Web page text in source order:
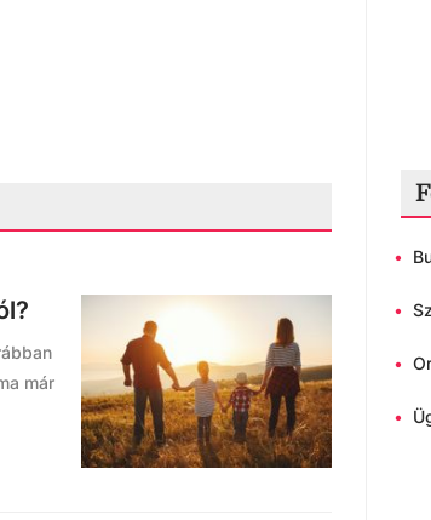
már
•
•
•
•